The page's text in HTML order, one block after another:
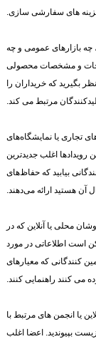
های سفارشی سازی.
چه بازارهای عمومی و چه
و مشخصات محصولی
بگیرید که خریداران را
مرتبط می کند.
تجاری یا نمایشگاه‌های
رویدادها اغلب جدیدترین
بیابید که حفاظ‌های
آن هستید ارائه می‌دهند.
محلی یا آنلاین که در
است اطلاعاتی در مورد
کنندگانی که معیارهای
می کنند راهنمایی کنند.
یا انجمن های مرتبط با
بپیوندید. اعضا اغلب